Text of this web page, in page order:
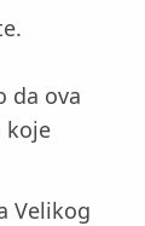
da ova
koje
Velikog